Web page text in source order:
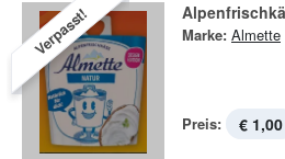
Verpasst! Marke: Almette
Preis: € 1,00